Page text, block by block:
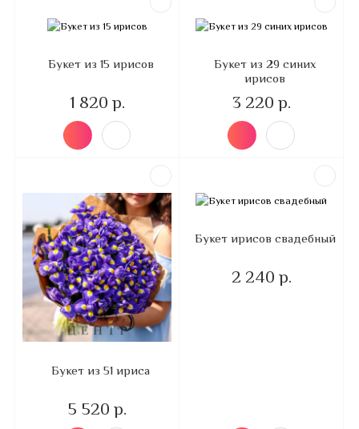
Букет из 15 ирисов
1 820 р.
Букет из 29 синих
ирисов
3 220 р.
Букет из 51 ириса
5 520 р.
Букет ирисов свадебный
2 240 р.